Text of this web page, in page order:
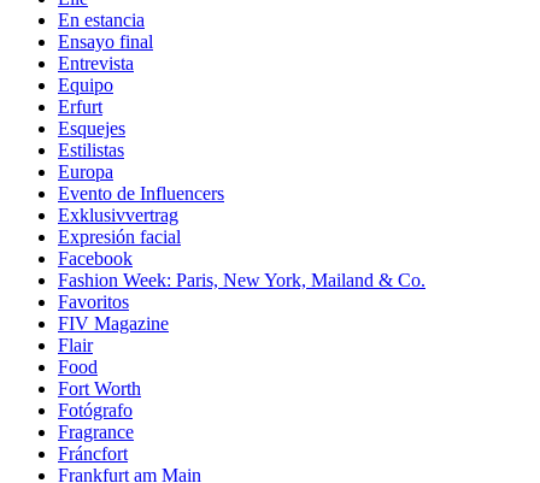
En estancia
Ensayo final
Entrevista
Equipo
Erfurt
Esquejes
Estilistas
Europa
Evento de Influencers
Exklusivvertrag
Expresión facial
Facebook
Fashion Week: Paris, New York, Mailand & Co.
Favoritos
FIV Magazine
Flair
Food
Fort Worth
Fotógrafo
Fragrance
Fráncfort
Frankfurt am Main